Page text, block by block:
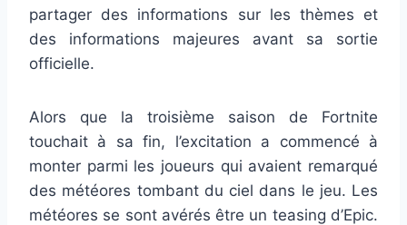
partager des informations sur les thèmes et
des informations majeures avant sa sortie
officielle.
Alors que la troisième saison de Fortnite
touchait à sa fin, l’excitation a commencé à
monter parmi les joueurs qui avaient remarqué
des météores tombant du ciel dans le jeu. Les
météores se sont avérés être un teasing d’Epic.